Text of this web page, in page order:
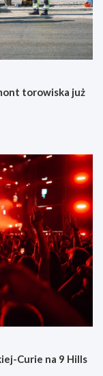
torowiska już
Curie na 9 Hills